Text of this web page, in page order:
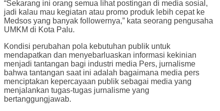
“Sekarang ini orang semua lihat postingan di media sosial,
jadi kalau mau kegiatan atau promo produk lebih cepat ke
Medsos yang banyak followernya,” kata seorang pengusaha
UMKM di Kota Palu.
Kondisi perubahan pola kebutuhan publik untuk
mendapatkan dan menyebarluaskan informasi kekinian
menjadi tantangan bagi industri media Pers, jurnalisme
bahwa tantangan saat ini adalah bagaimana media pers
menciptakan kepercayaan publik sebagai media yang
menjalankan tugas-tugas jurnalisme yang
bertanggungjawab.